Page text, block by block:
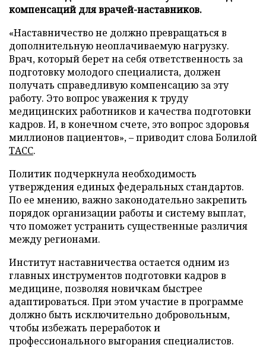
компенсаций для врачей-наставников.
«Наставничество не должно превращаться в
дополнительную неоплачиваемую нагрузку.
Врач, который берет на себя ответственность за
подготовку молодого специалиста, должен
получать справедливую компенсацию за эту
работу. Это вопрос уважения к труду
медицинских работников и качества подготовки
кадров. И, в конечном счете, это вопрос здоровья
миллионов пациентов», – приводит слова Болилой
ТАСС.
Политик подчеркнула необходимость
утверждения единых федеральных стандартов.
По ее мнению, важно законодательно закрепить
порядок организации работы и систему выплат,
что поможет устранить существенные различия
между регионами.
Институт наставничества остается одним из
главных инструментов подготовки кадров в
медицине, позволяя новичкам быстрее
адаптироваться. При этом участие в программе
должно быть исключительно добровольным,
чтобы избежать переработок и
профессионального выгорания специалистов.